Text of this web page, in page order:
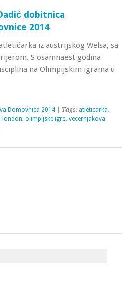
dobitnica
2014
iz austrijskog Welsa, sa
S osamnaest godina
na Olimpijskim igrama u
Domovnica 2014 | Tags: atleticarka,
london, olimpijske igre, vecernjakova